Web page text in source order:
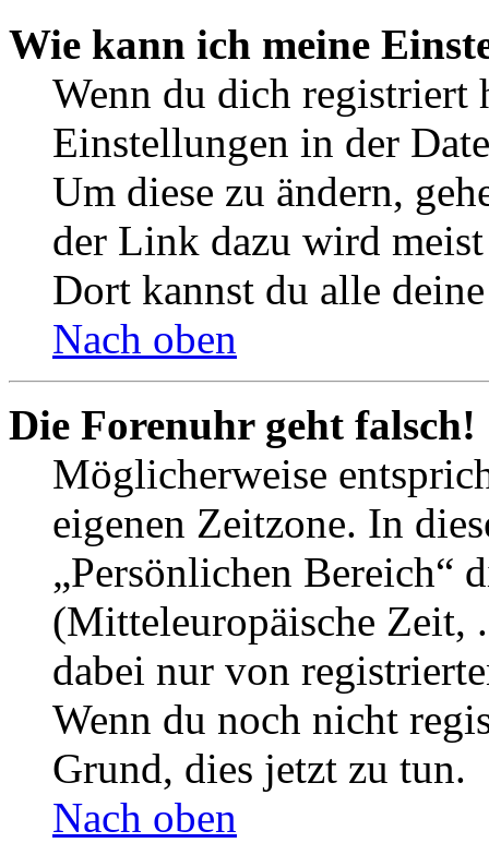
Wie kann ich meine
Wenn du dich registriert
Einstellungen in der
Um diese zu ändern,
der Link dazu wird
Dort kannst du alle
Nach oben
Die Forenuhr geht falsch!
Möglicherweise
eigenen Zeitzone. In
„Persönlichen Bereich“
(Mitteleuropäische Zeit,
dabei nur von
Wenn du noch nicht
Grund, dies jetzt zu tun.
Nach oben